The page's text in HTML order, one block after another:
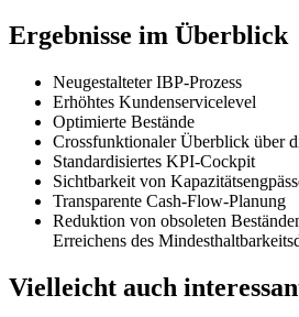
Ergebnisse im Überblick
Neugestalteter IBP-Prozess
Erhöhtes Kundenservicelevel
Optimierte Bestände
Crossfunktionaler Überblick über
Standardisiertes KPI-Cockpit
Sichtbarkeit von
Transparente Cash-Flow-Planung
Reduktion von obsoleten
Erreichens des
Vielleicht auch